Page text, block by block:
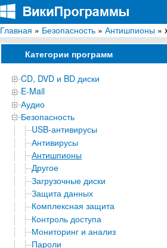
ВикиПрограммы
Энциклопедия бесплатных компьютерных
Главная » Безопасность » Антишпионы »
Категории программ
CD, DVD и BD диски
E-Mail
Аудио
Безопасность
USB-антивирусы
Антивирусы
Антишпионы
Другое
Загрузочные диски
Защита данных
Комплексная защита
Контроль доступа
Мониторинг и анализ
Пароли